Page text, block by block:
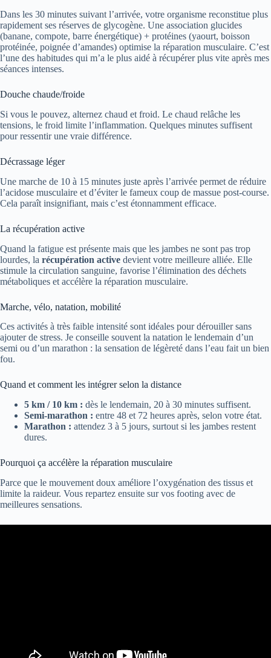
Dans les 30 minutes suivant l’arrivée, votre organisme reconstitue plus
rapidement ses réserves de glycogène. Une association glucides
(banane, compote, barre énergétique) + protéines (yaourt, boisson
protéinée, poignée d’amandes) optimise la réparation musculaire. C’est
l’une des habitudes qui m’a le plus aidé à récupérer plus vite après mes
séances intenses.
Douche chaude/froide
Si vous le pouvez, alternez chaud et froid. Le chaud relâche les
tensions, le froid limite l’inflammation. Quelques minutes suffisent
pour ressentir une vraie différence.
Décrassage léger
Une marche de 10 à 15 minutes juste après l’arrivée permet de réduire
l’acidose musculaire et d’éviter le fameux coup de massue post-course.
Cela paraît insignifiant, mais c’est étonnamment efficace.
La récupération active
Quand la fatigue est présente mais que les jambes ne sont pas trop
lourdes, la récupération active devient votre meilleure alliée. Elle
stimule la circulation sanguine, favorise l’élimination des déchets
métaboliques et accélère la réparation musculaire.
Marche, vélo, natation, mobilité
Ces activités à très faible intensité sont idéales pour dérouiller sans
ajouter de stress. Je conseille souvent la natation le lendemain d’un
semi ou d’un marathon : la sensation de légèreté dans l’eau fait un bien
fou.
Quand et comment les intégrer selon la distance
5 km / 10 km : dès le lendemain, 20 à 30 minutes suffisent.
Semi-marathon : entre 48 et 72 heures après, selon votre état.
Marathon : attendez 3 à 5 jours, surtout si les jambes restent
dures.
Pourquoi ça accélère la réparation musculaire
Parce que le mouvement doux améliore l’oxygénation des tissus et
limite la raideur. Vous repartez ensuite sur vos footing avec de
meilleures sensations.